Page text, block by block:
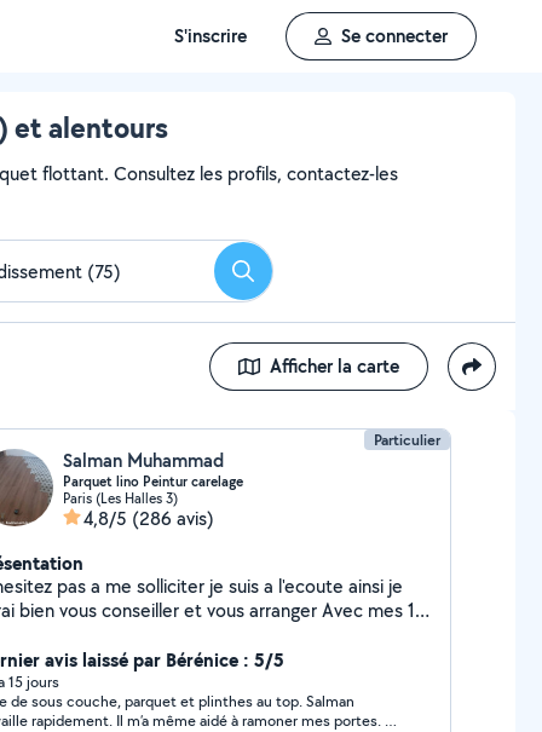
S'inscrire Se connecter
et alentours
flottant. Consultez les profils, contactez-les
Rechercher
Afficher la carte
Particulier
Salman Muhammad
Parquet lino Peintur carelage
Paris (Les Halles 3)
4,8/5 (286 avis)
pas a me solliciter je suis a l'ecoute ainsi je
bien vous conseiller et vous arranger Avec mes 15
carrelage et Renovation,et mon travail propre
et rapide, vous pourrez jugez de vous meme.
avis laissé par Bérénice : 5/5
15 jours
de sous couche, parquet et plinthes au top. Salman
rapidement. Il m’a même aidé à ramoner mes portes. Il